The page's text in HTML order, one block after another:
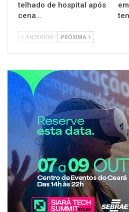
telhado de hospital após
cena…
ANTERIOR PRÓXIMA